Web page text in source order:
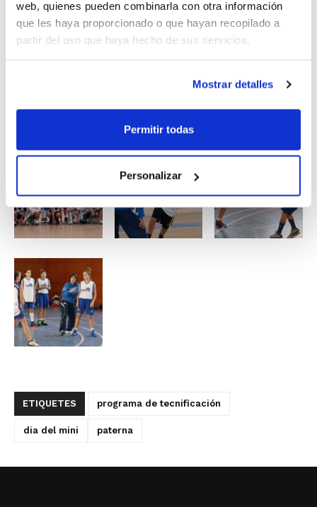
web, quienes pueden combinarla con otra información
que les haya proporcionado o que hayan recopilado a
partir del uso que haya hecho de sus servicios.
Mostrar detalles
Permitir todas
Personalizar
Accede a la galería de fotos del evento, que contó con
la presencia del presidente de la FBCV,Salvador
Ambos hicieron entrega de unas medallas
ETIQUETES programa de tecnificación
dia del mini paterna